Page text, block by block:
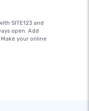
SITE123 and
open. Add
your online